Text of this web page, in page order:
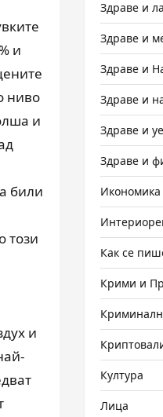
и
ниво
и
били
този
и
Здраве и
Здраве и
Здраве и
Здраве и
Здраве и
Здраве и
Икономика
Как се
Крими и
Култура
Лица